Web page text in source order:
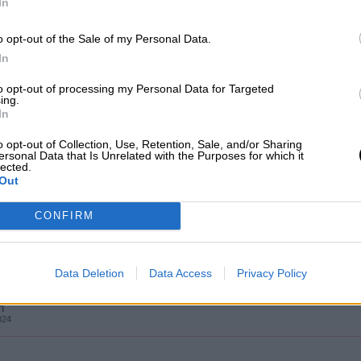
opt-out of the Sale of my Personal Data.
opt-out of processing my Personal Data for Targeted
opt-out of Collection, Use, Retention, Sale, and/or Sharing
Data that Is Unrelated with the Purposes for which it
CONFIRM
Data Deletion Data Access Privacy Policy
hacer que sus municipios
fracaso?